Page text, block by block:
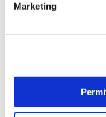
Marketing